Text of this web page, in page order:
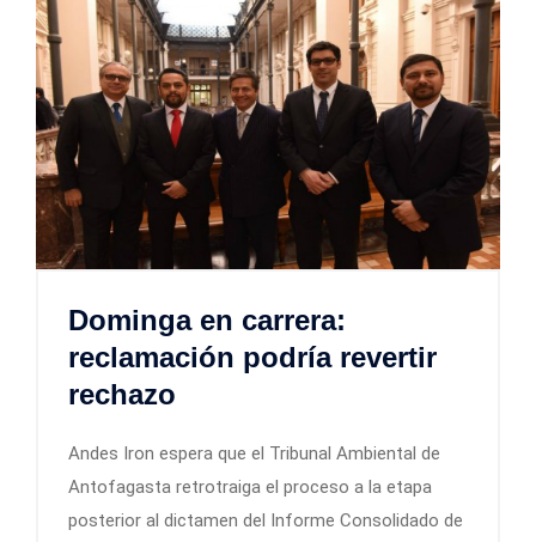
Dominga en carrera:
reclamación podría revertir
rechazo
Andes Iron espera que el Tribunal Ambiental de
Antofagasta retrotraiga el proceso a la etapa
posterior al dictamen del Informe Consolidado de